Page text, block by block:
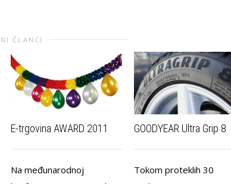
ČLANCI
E-trgovina AWARD 2011
Na međunarodnoj
GOODYEAR Ultra Grip 8
Tokom proteklih 30